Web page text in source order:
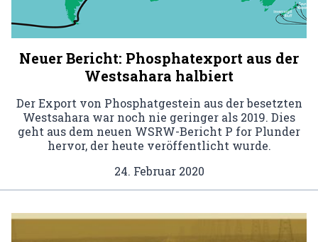
Neuer Bericht: Phosphatexport aus der
Westsahara halbiert
Der Export von Phosphatgestein aus der besetzten
Westsahara war noch nie geringer als 2019. Dies
geht aus dem neuen WSRW-Bericht P for Plunder
hervor, der heute veröffentlicht wurde.
24. Februar 2020